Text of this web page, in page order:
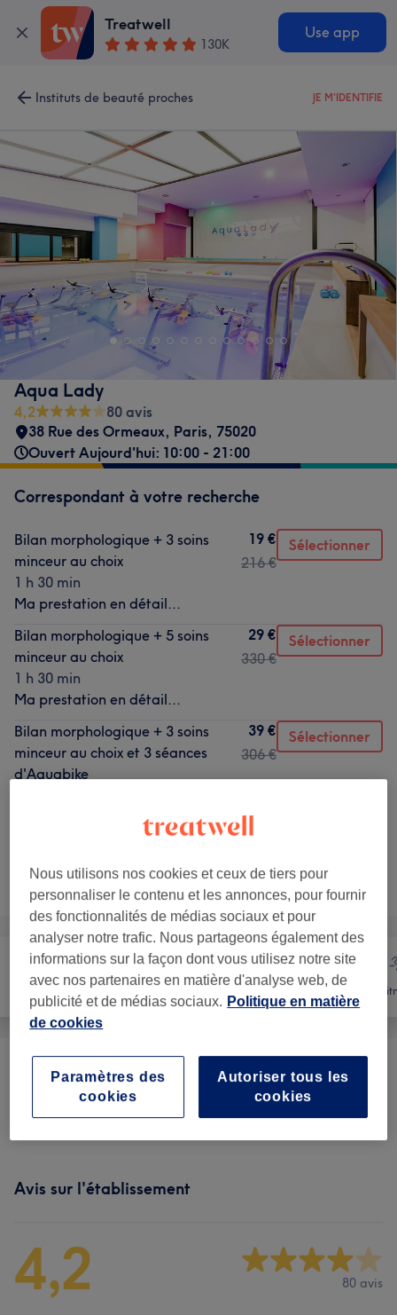
Treatwell
130K
Use app
Instituts de beauté proches JE M'IDENTIFIE
Aqua Lady
4,2
80 avis
38 Rue des Ormeaux, Paris, 75020
Ouvert Aujourd'hui: 10:00 - 21:00
Correspondant à votre recherche
Bilan morphologique + 3 soins
minceur au choix
1 h 30 min
Ma prestation en détail...
19 €
216 €
Sélectionner
Bilan morphologique + 5 soins
minceur au choix
1 h 30 min
Ma prestation en détail...
29 €
330 €
Sélectionner
Bilan morphologique + 3 soins
minceur au choix et 3 séances
d'Aquabike
Ma prestation en détail...
39 €
306 €
Sélectionner
Ce n'est pas ce que vous recherchiez ?
Recherchez dans notre liste de prestations
Massage
Offre Découverte ( 4) à partir de 19 €
Perte De Poids Et Anti-cellulite (6) à partir de 39 €
Avis sur l'établissement
4,2 80 avis
Nous utilisons nos cookies et ceux de tiers pour
personnaliser le contenu et les annonces, pour fournir
des fonctionnalités de médias sociaux et pour
analyser notre trafic. Nous partageons également des
informations sur la façon dont vous utilisez notre site
avec nos partenaires en matière d'analyse web, de
publicité et de médias sociaux. Politique en matière
de cookies
Autoriser tous les
cookies
Paramètres des
cookies